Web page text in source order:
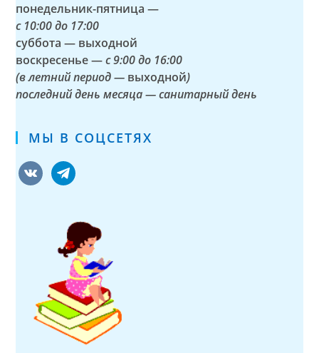
понедельник-пятница —
с 10:00 до 17:00
суббота — выходной
воскресенье —с 9:00 до 16:00
(в летний период — выходной)
последний день месяца — санитарный день
МЫ В СОЦСЕТЯХ
vkontaktetelegram